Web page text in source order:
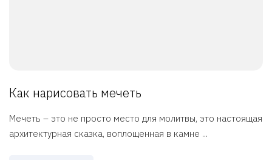
Как нарисовать мечеть
Мечеть – это не просто место для молитвы, это настоящая
архитектурная сказка, воплощенная в камне ...